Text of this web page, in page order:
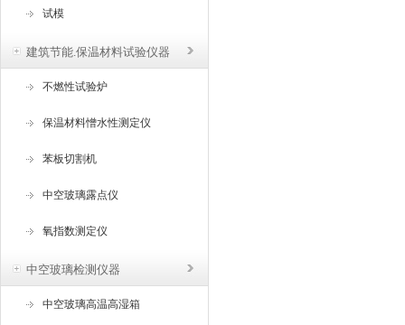
试模
建筑节能.保温材料试验仪器
不燃性试验炉
保温材料憎水性测定仪
苯板切割机
中空玻璃露点仪
氧指数测定仪
中空玻璃检测仪器
中空玻璃高温高湿箱